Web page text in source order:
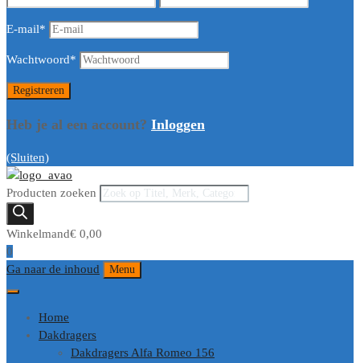
E-mail*
Wachtwoord*
Heb je al een account? Inloggen
(Sluiten)
Producten zoeken
Winkelmand€ 0,00
0
Ga naar de inhoud
Menu
Home
Dakdragers
Dakdragers Alfa Romeo 156